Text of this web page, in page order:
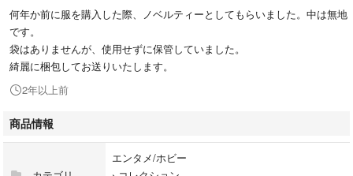
何年か前に服を購入した際、ノベルティーとしてもらいました。中は無地
です。
袋はありませんが、使用せずに保管していました。
綺麗に梱包してお送りいたします。
2年以上前
商品情報
エンタメ/ホビー